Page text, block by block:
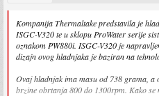
Kompanija Thermaltake predstavila je
ISGC-V320 te u sklopu ProWater serije
oznakom PW880i. ISGC-V320 je
dizajn ovog hladnjaka je baziran na
Ovaj hladnjak ima masu od 738 grama, a
brzine obrtanja 800 do 1300rpm. Kako